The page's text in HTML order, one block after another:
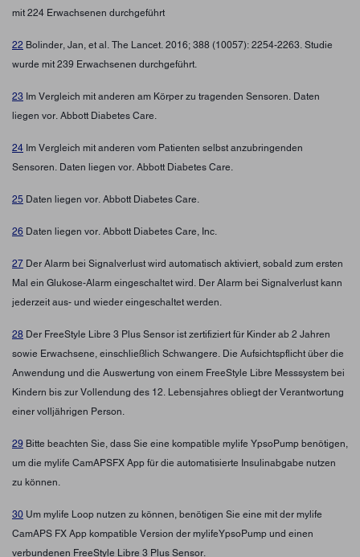
mit 224 Erwachsenen durchgeführt
22 Bolinder, Jan, et al. The Lancet. 2016; 388 (10057): 2254-2263. Studie
wurde mit 239 Erwachsenen durchgeführt.
23 Im Vergleich mit anderen am Körper zu tragenden Sensoren. Daten
liegen vor. Abbott Diabetes Care.
24 Im Vergleich mit anderen vom Patienten selbst anzubringenden
Sensoren. Daten liegen vor. Abbott Diabetes Care.
25 Daten liegen vor. Abbott Diabetes Care.
26 Daten liegen vor. Abbott Diabetes Care, Inc.
27 Der Alarm bei Signalverlust wird automatisch aktiviert, sobald zum ersten
Mal ein Glukose-Alarm eingeschaltet wird. Der Alarm bei Signalverlust kann
jederzeit aus- und wieder eingeschaltet werden.
28 Der FreeStyle Libre 3 Plus Sensor ist zertifiziert für Kinder ab 2 Jahren
sowie Erwachsene, einschließlich Schwangere. Die Aufsichtspflicht über die
Anwendung und die Auswertung von einem FreeStyle Libre Messsystem bei
Kindern bis zur Vollendung des 12. Lebensjahres obliegt der Verantwortung
einer volljährigen Person.
29 Bitte beachten Sie, dass Sie eine kompatible mylife YpsoPump benötigen,
um die mylife CamAPSFX App für die automatisierte Insulinabgabe nutzen
zu können.
30 Um mylife Loop nutzen zu können, benötigen Sie eine mit der mylife
CamAPS FX App kompatible Version der mylifeYpsoPump und einen
verbundenen FreeStyle Libre 3 Plus Sensor.